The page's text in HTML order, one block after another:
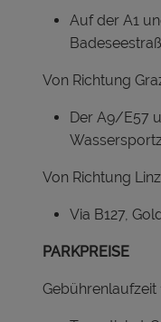
Auf der A1
Von Richtung
Der A9/E57
Von Richtung
Via B127,
PARKPREISE
Gebührenlaufzeit